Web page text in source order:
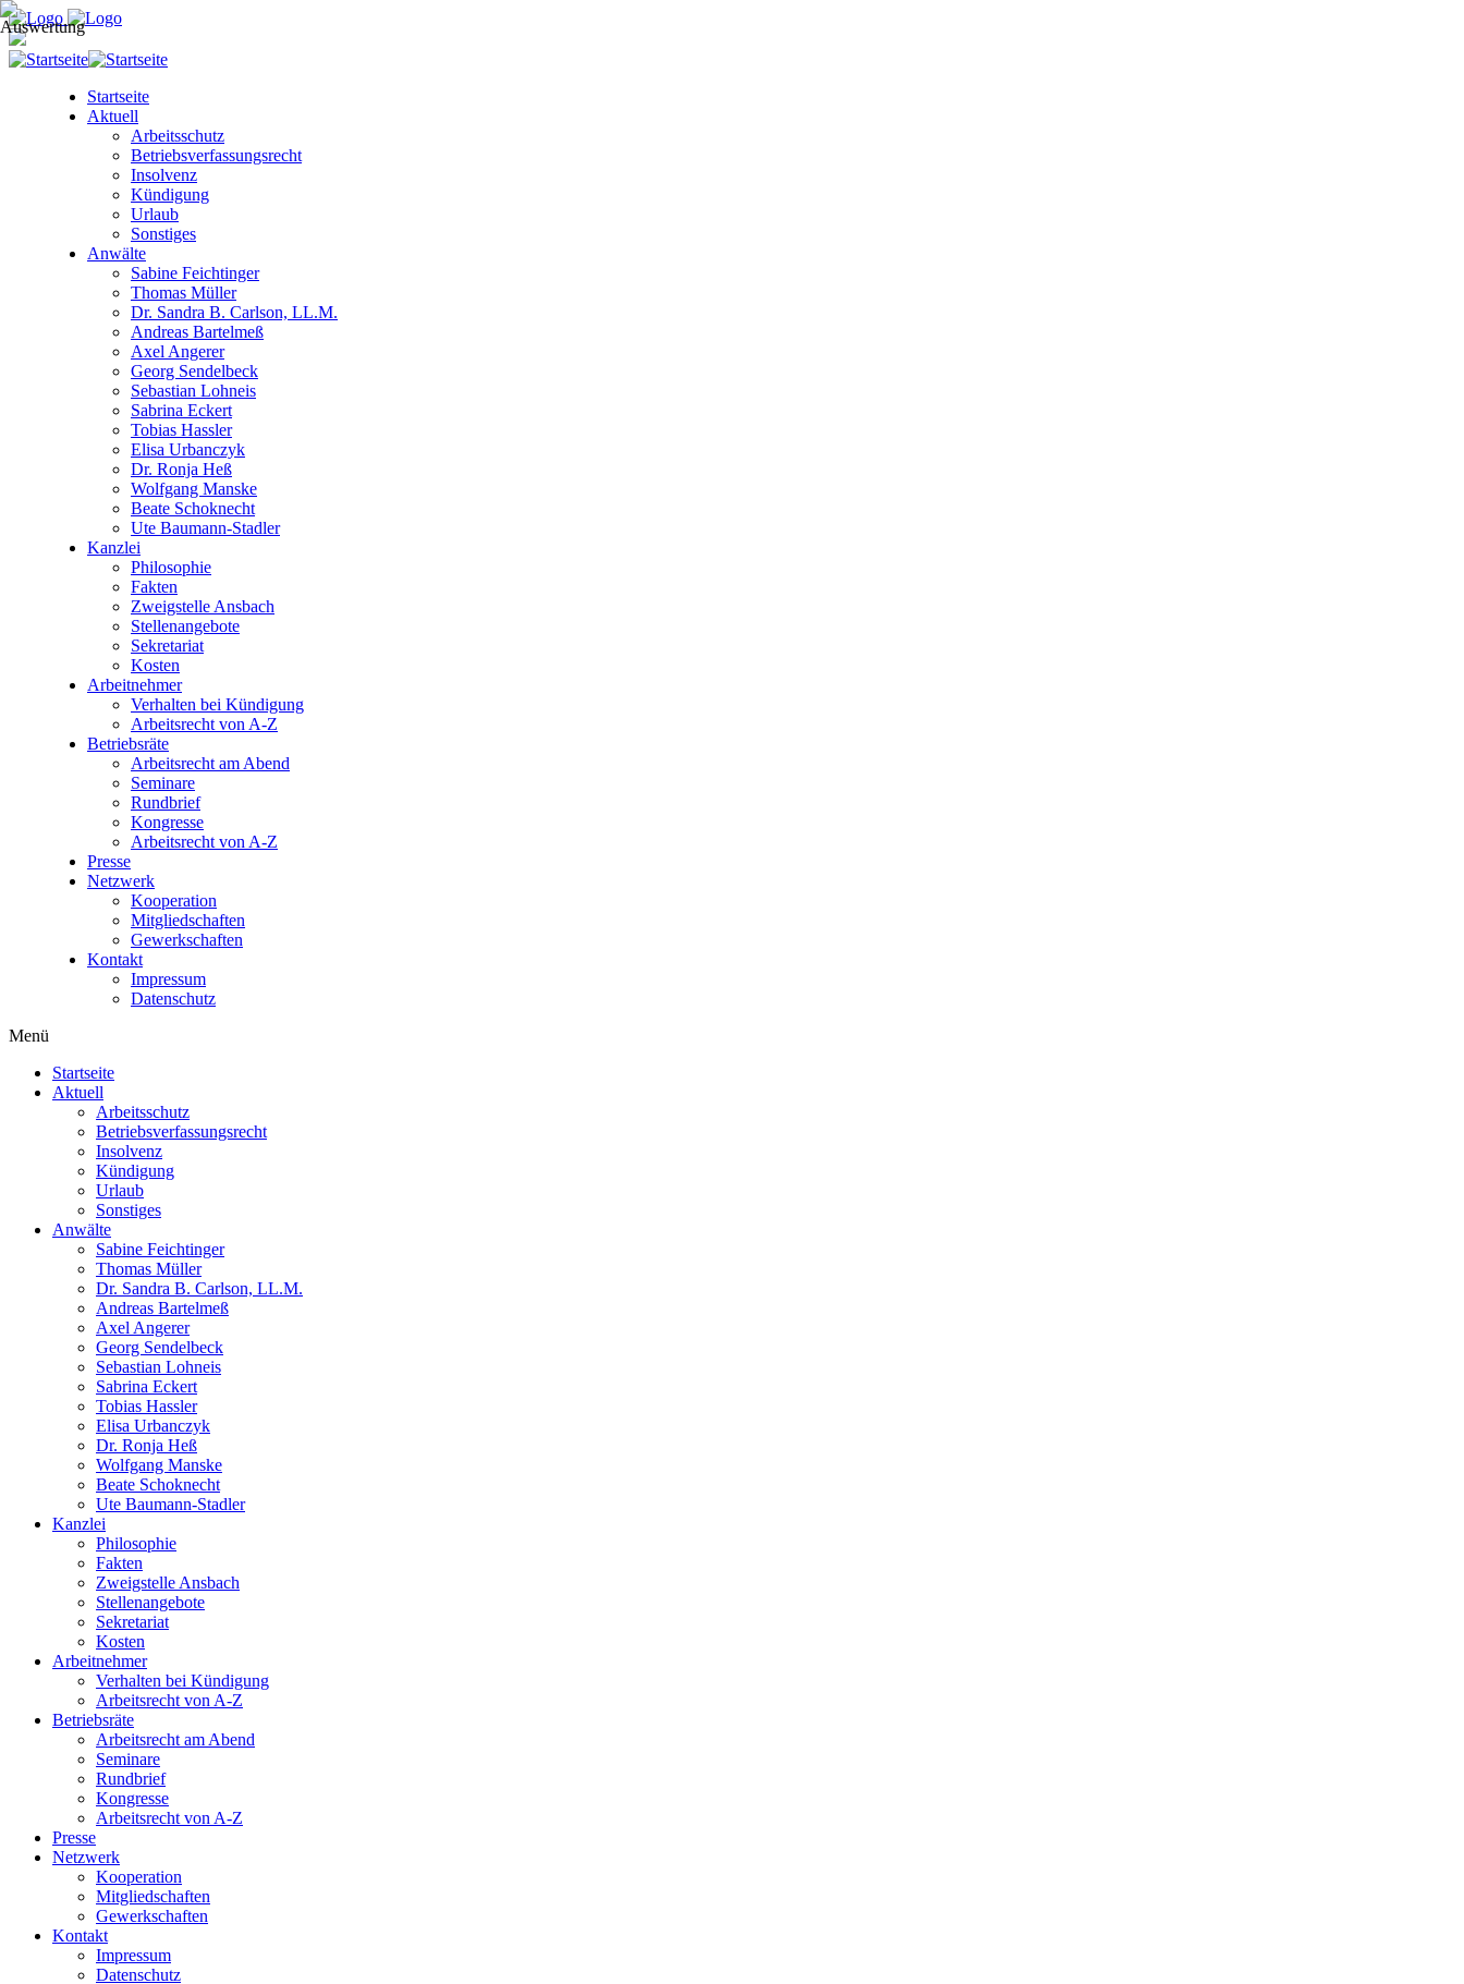
Startseite
Aktuell
Arbeitsschutz
Betriebsverfassungsrecht
Insolvenz
Kündigung
Urlaub
Sonstiges
Anwälte
Sabine Feichtinger
Thomas Müller
Dr. Sandra B. Carlson, LL.M.
Andreas Bartelmeß
Axel Angerer
Georg Sendelbeck
Sebastian Lohneis
Sabrina Eckert
Tobias Hassler
Elisa Urbanczyk
Dr. Ronja Heß
Wolfgang Manske
Beate Schoknecht
Ute Baumann-Stadler
Kanzlei
Philosophie
Fakten
Zweigstelle Ansbach
Stellenangebote
Sekretariat
Kosten
Arbeitnehmer
Verhalten bei Kündigung
Arbeitsrecht von A-Z
Betriebsräte
Arbeitsrecht am Abend
Seminare
Rundbrief
Kongresse
Arbeitsrecht von A-Z
Presse
Netzwerk
Kooperation
Mitgliedschaften
Gewerkschaften
Kontakt
Impressum
Datenschutz
Menü
Startseite
Aktuell
Arbeitsschutz
Betriebsverfassungsrecht
Insolvenz
Kündigung
Urlaub
Sonstiges
Anwälte
Sabine Feichtinger
Thomas Müller
Dr. Sandra B. Carlson, LL.M.
Andreas Bartelmeß
Axel Angerer
Georg Sendelbeck
Sebastian Lohneis
Sabrina Eckert
Tobias Hassler
Elisa Urbanczyk
Dr. Ronja Heß
Wolfgang Manske
Beate Schoknecht
Ute Baumann-Stadler
Kanzlei
Philosophie
Fakten
Zweigstelle Ansbach
Stellenangebote
Sekretariat
Kosten
Arbeitnehmer
Verhalten bei Kündigung
Arbeitsrecht von A-Z
Betriebsräte
Arbeitsrecht am Abend
Seminare
Rundbrief
Kongresse
Arbeitsrecht von A-Z
Presse
Netzwerk
Kooperation
Mitgliedschaften
Gewerkschaften
Kontakt
Impressum
Datenschutz